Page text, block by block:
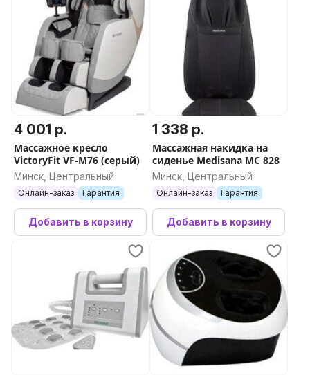
4 001 р.
Массажное кресло
VictoryFit VF-M76 (серый)
Минск, Центральный
Онлайн-заказ Гарантия
Добавить в корзину
1 338 р.
Массажная накидка на
сиденье Medisana MC 828
Минск, Центральный
Онлайн-заказ Гарантия
Добавить в корзину